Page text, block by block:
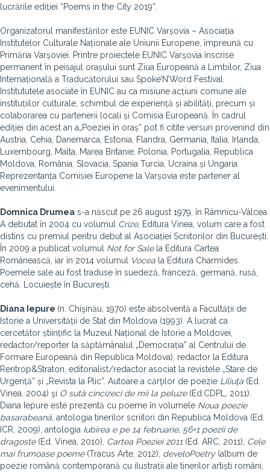
lucrările ediției “Poems in the City 2019”.
Organizatorul manifestărilor este EUNIC Varșovia – Asociația
Institutelor Culturale Naționale ale Uniunii Europene, împreună cu
Primăria Varșoviei. Printre proiectele EUNIC Varșovia înscrise
permanent în peisajul orașului sunt Ziua Europeană a Limbilor, Ziua
Internațională a Traducătorului sau Spoke’N’Word Festival.
Institututele asociate în EUNIC au ca misiune acțiuni comune ale
instituțiilor culturale, schimbul de experiență și abilități, precum și
colaborarea cu partenerii locali și Comisia Europeană. În cadrul
ediției din acest an a„Poeziei în oraș” pot fi citite versuri provenind din
Austria, Cehia, Danemarca, Estonia, Flandra, Germania, Italia, Irlanda,
Luxembourg, Malta, Marea Britanie, Polonia, Portugalia, Republica
Moldova, România, Slovacia, Spania Turcia, Ucraina și Ungaria.
Reprezentanța Comisiei Europene la Varșovia este partener al
evenimentului.
Domnica Drumea s-a născut pe 26 august 1979, în Râmnicu-Vâlcea.
A debutat în 2004 cu volumul Crize, Editura Vinea, volum care a fost
distins cu premiul pentru debut al Asociației Scriitorilor din București.
În 2009 a publicat volumul Not for Salela Editura Cartea
Românească, iar în 2014 volumul
Vocea la Editura Charmides.
Poemele sale au fost traduse în suedeză, franceză, germană, rusă,
cehă. Locuiește în București.
Diana Iepure (n. Chişinău, 1970) este absolventă a Facultății de
Istorie a Universității de Stat din Moldova (1993). A lucrat ca
cercetător științific la Muzeul Național de Istorie a Moldovei,
redactor/reporter la săptămânalul „Democrația” al Centrului de
Formare Europeană din Republica Moldova), redactor la Editura
Rentrop&Straton, editorialist/redactor asociat la revistele „Stare de
Urgență” și „Revista la Plic”. Autoare a cărţilor de poezie Liliuţa (Ed.
Vinea, 2004) şi O sută cincizeci de mii la peluze(Ed.CDPL, 2011).
Diana Iepure este prezentă cu poeme în volumele Noua poezie
basarabeană , antologia tinerilor scriitori din Republica Moldova (Ed.
ICR, 2009), antologia Iubirea e pe 14 februarie, 56+1 poezii de
dragoste(Ed. Vinea, 2010), Cartea Poeziei 2011 (Ed. ARC, 2011), Cele
mai frumoase poeme(Tracus Arte, 2012), develoPoetry(album de
poezie română contemporană cu ilustrații ale tinerilor artiști români,